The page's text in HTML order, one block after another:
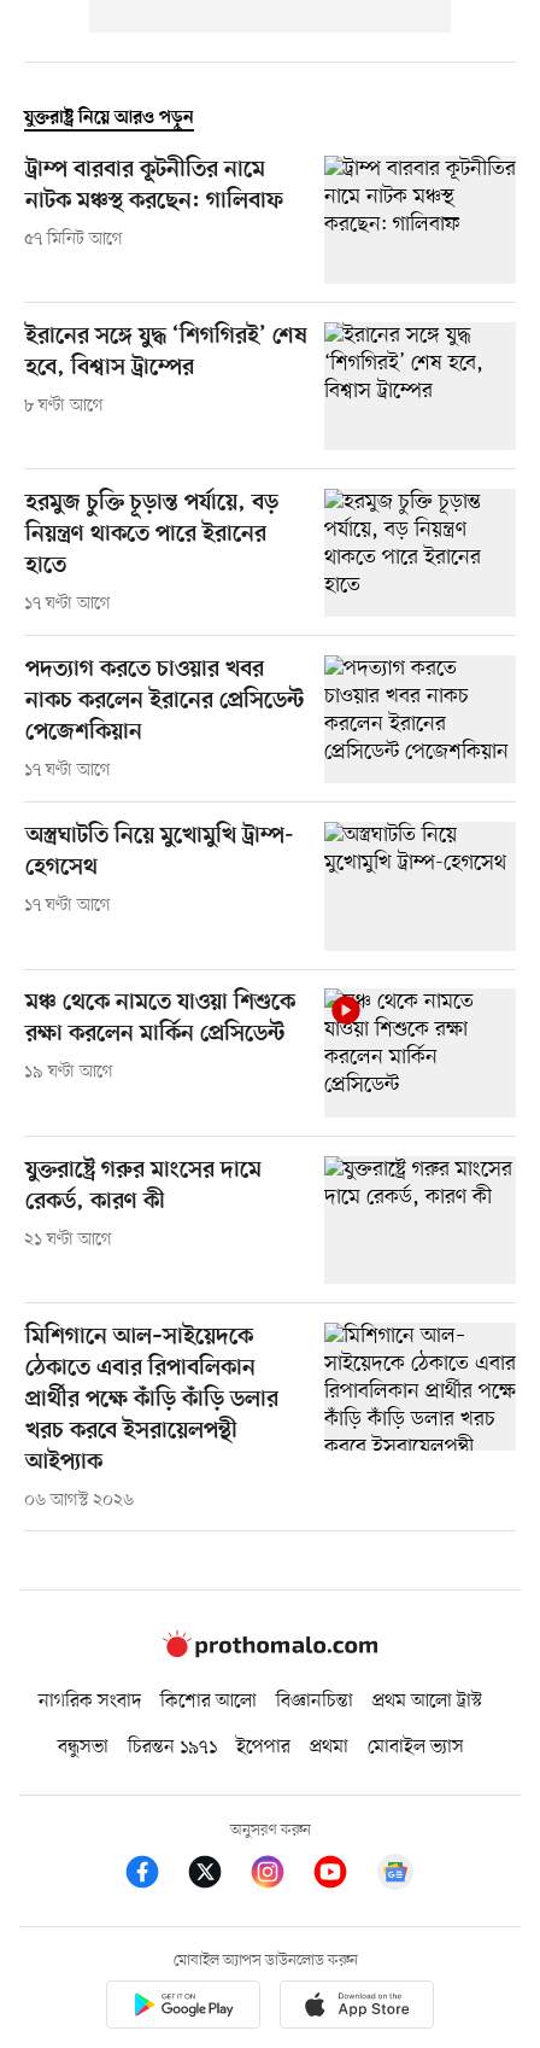
যুক্তরাষ্ট্র নিয়ে আরও পড়ুন
ট্রাম্প বারবার কূটনীতির নামে
নাটক মঞ্চস্থ করছেন: গালিবাফ
৫৭ মিনিট আগে
ইরানের সঙ্গে যুদ্ধ ‘শিগগিরই’ শেষ
হবে, বিশ্বাস ট্রাম্পের
৮ ঘণ্টা আগে
হরমুজ চুক্তি চূড়ান্ত পর্যায়ে, বড়
নিয়ন্ত্রণ থাকতে পারে ইরানের
হাতে
১৭ ঘণ্টা আগে
পদত্যাগ করতে চাওয়ার খবর
নাকচ করলেন ইরানের প্রেসিডেন্ট
পেজেশকিয়ান
১৭ ঘণ্টা আগে
অস্ত্রঘাটতি নিয়ে মুখোমুখি ট্রাম্প-
হেগসেথ
১৭ ঘণ্টা আগে
মঞ্চ থেকে নামতে যাওয়া শিশুকে
রক্ষা করলেন মার্কিন প্রেসিডেন্ট
১৯ ঘণ্টা আগে
যুক্তরাষ্ট্রে গরুর মাংসের দামে
রেকর্ড, কারণ কী
২১ ঘণ্টা আগে
মিশিগানে আল–সাইয়েদকে
ঠেকাতে এবার রিপাবলিকান
প্রার্থীর পক্ষে কাঁড়ি কাঁড়ি ডলার
খরচ করবে ইসরায়েলপন্থী
আইপ্যাক
০৬ আগস্ট ২০২৬
নাগরিক সংবাদ কিশোর আলো বিজ্ঞানচিন্তা
প্রথম আলো ট্রাস্ট
বন্ধুসভা
চিরন্তন ১৯৭১ ইপেপার প্রথমা মোবাইল ভ্যাস
অনুসরণ করুন
মোবাইল অ্যাপস ডাউনলোড করুন